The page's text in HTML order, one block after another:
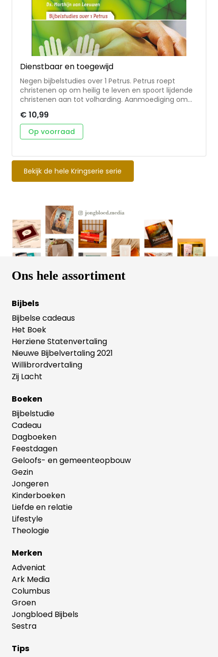
Dienstbaar en toegewijd
Negen bijbelstudies over 1 Petrus. Petrus roept
christenen op om heilig te leven en spoort lijdende
christenen aan tot volharding. Aanmoediging om
persoonlijke bijbelstudie. 'Dienstbaar en toegewijd' is
een bijbelstudieboekje uit de bekende Kringserie.
Deze serie is uitgegeven in samenwerking met de
bezighoudt met zending in Nederland. Ze wil
gemeenten leren kerk in de wereld te zijn.
€ 10,99
Op voorraad
Bekijk de hele Kringserie serie
Ons hele assortiment
Bijbels
Bijbelse cadeaus
Het Boek
Herziene Statenvertaling
Nieuwe Bijbelvertaling 2021
Willibrordvertaling
Zij Lacht
Boeken
Bijbelstudie
Cadeau
Dagboeken
Feestdagen
Geloofs- en gemeenteopbouw
Gezin
Jongeren
Kinderboeken
Liefde en relatie
Lifestyle
Theologie
Merken
Adveniat
Ark Media
Columbus
Groen
Jongbloed Bijbels
Sestra
Tips